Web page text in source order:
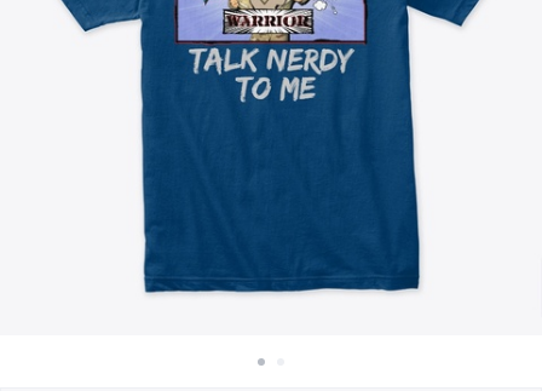
Venda em todo lugar